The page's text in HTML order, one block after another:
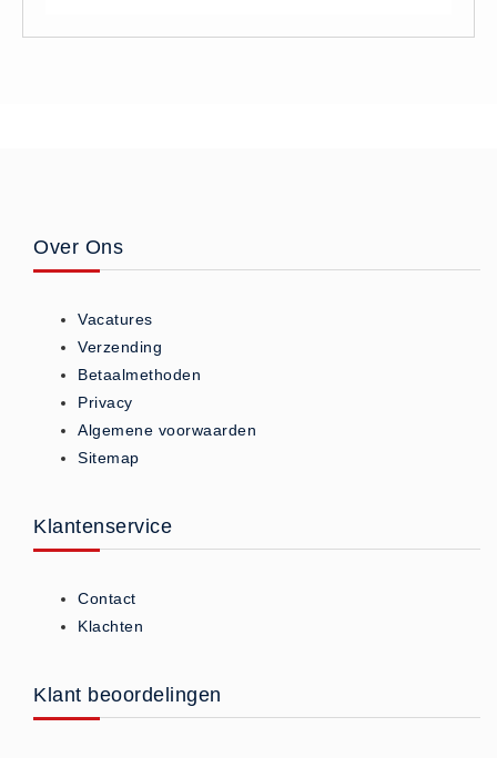
Oefenmateriaal - Algemeen (0)
Reanimatiepoppen Brayden
Lights (0)
Reanimatiepoppen Laerdal (0)
Reanimatiepoppen Lifeform (0)
Testgassen - Testsets
Algemeen (5)
VDB
Over Ons
Vacatures
Verzending
Betaalmethoden
Privacy
Algemene voorwaarden
Sitemap
Klantenservice
Contact
Klachten
Klant beoordelingen